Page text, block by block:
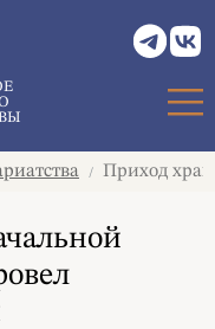
/ Приход